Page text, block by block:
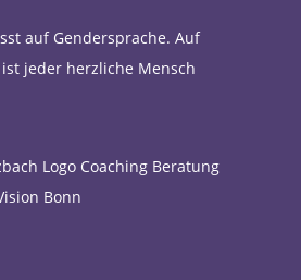
auf Gendersprache. Auf
jeder herzliche Mensch